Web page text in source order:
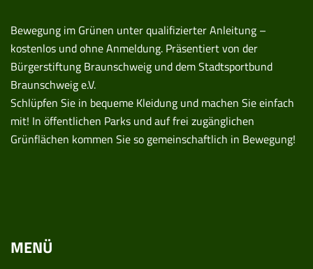
Bewegung im Grünen unter qualifizierter Anleitung –
kostenlos und ohne Anmeldung. Präsentiert von der
Bürgerstiftung Braunschweig und dem Stadtsportbund
Braunschweig e.V.
Schlüpfen Sie in bequeme Kleidung und machen Sie einfach
mit! In öffentlichen Parks und auf frei zugänglichen
Grünflächen kommen Sie so gemeinschaftlich in Bewegung!
MENÜ